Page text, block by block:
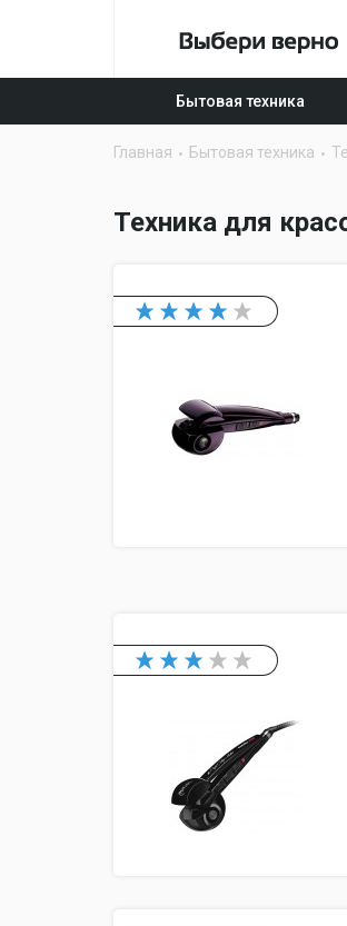
Бытовая техника
Главная Бытовая техника
Техника для